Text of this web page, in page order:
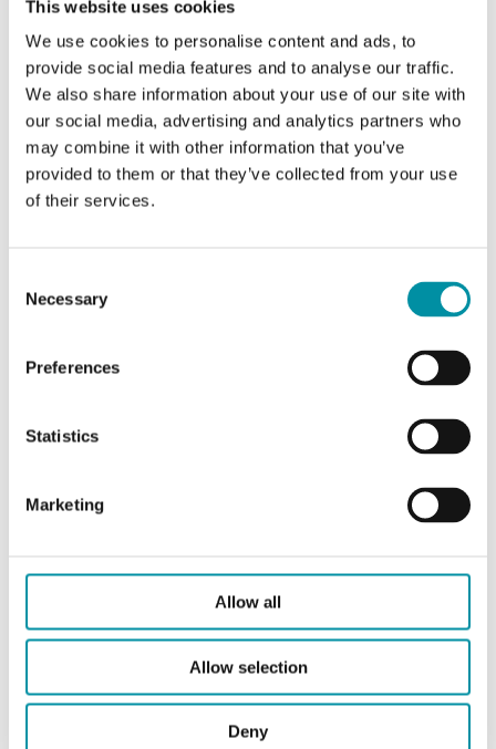
This website uses cookies
We use cookies to personalise content and ads, to
provide social media features and to analyse our traffic.
We also share information about your use of our site with
our social media, advertising and analytics partners who
may combine it with other information that you’ve
provided to them or that they’ve collected from your use
of their services.
Selection
Necessary
Preferences
Statistics
Marketing
Allow all
Allow selection
Deny
AO
DO 3
Intervallo di misura,
temp
-15…90 °C
coil
Classe apparecchio
(senza condensa)
stoccaggio
Montaggio Stanza, Parete